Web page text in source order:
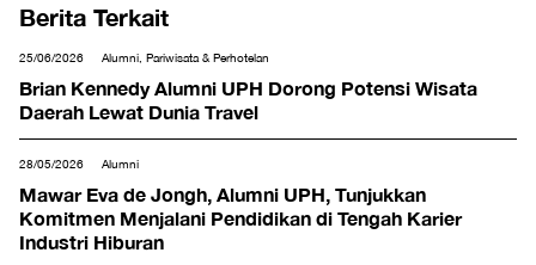
Berita Terkait
25/06/2026 Alumni, Pariwisata & Perhotelan
Brian Kennedy Alumni UPH Dorong Potensi Wisata
Daerah Lewat Dunia Travel
28/05/2026 Alumni
Mawar Eva de Jongh, Alumni UPH, Tunjukkan
Komitmen Menjalani Pendidikan di Tengah Karier
Industri Hiburan